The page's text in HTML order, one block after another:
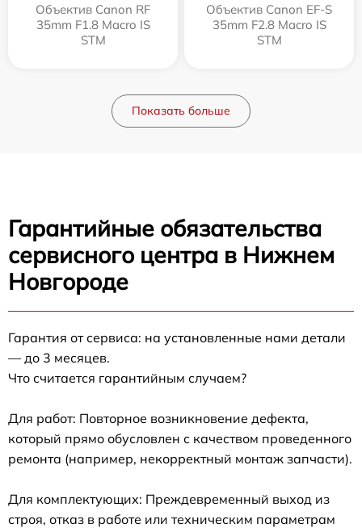
Объектив Canon RF
35mm F1.8 Macro IS
STM
Объектив Canon EF-S
35mm F2.8 Macro IS
STM
Показать больше
Гарантийные обязательства
сервисного центра в Нижнем
Новгороде
Гарантия от сервиса: на установленные нами детали
— до 3 месяцев.
Что считается гарантийным случаем?
Для работ: Повторное возникновение дефекта,
который прямо обусловлен с качеством проведенного
ремонта (например, некорректный монтаж запчасти).
Для комплектующих: Преждевременный выход из
строя, отказ в работе или техническим параметрам